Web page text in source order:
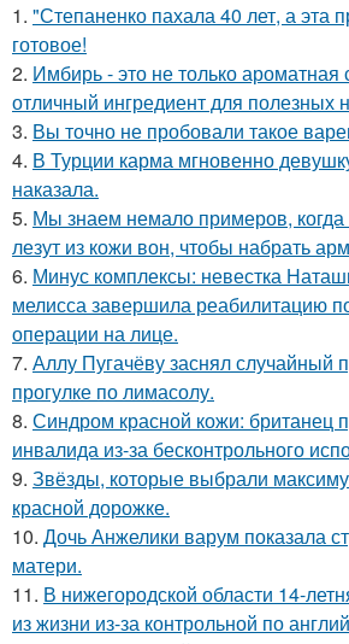
1. "Степаненко пахала 40 лет, а эта
готовое!
2. Имбирь - это не только ароматная
отличный ингредиент для полезных
3. Вы точно не пробовали такое
4. В Турции карма мгновенно
наказала.
5. Мы знаем немало примеров, когда
лезут из кожи вон, чтобы набрать
6. Минус комплексы: невестка
мелисса завершила реабилитацию
операции на лице.
7. Аллу Пугачёву заснял случайный
прогулке по лимасолу.
8. Синдром красной кожи: британец
инвалида из-за бесконтрольного
9. Звёзды, которые выбрали
красной дорожке.
10. Дочь Анжелики варум показала
матери.
11. В нижегородской области 14-
из жизни из-за контрольной по